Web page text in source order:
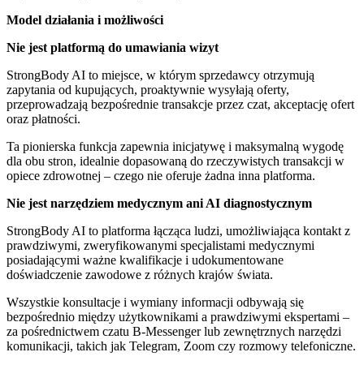
Model działania i możliwości
Nie jest platformą do umawiania wizyt
StrongBody AI to miejsce, w którym sprzedawcy otrzymują
zapytania od kupujących, proaktywnie wysyłają oferty,
przeprowadzają bezpośrednie transakcje przez czat, akceptację ofert
oraz płatności.
Ta pionierska funkcja zapewnia inicjatywę i maksymalną wygodę
dla obu stron, idealnie dopasowaną do rzeczywistych transakcji w
opiece zdrowotnej – czego nie oferuje żadna inna platforma.
Nie jest narzędziem medycznym ani AI diagnostycznym
StrongBody AI to platforma łącząca ludzi, umożliwiająca kontakt z
prawdziwymi, zweryfikowanymi specjalistami medycznymi
posiadającymi ważne kwalifikacje i udokumentowane
doświadczenie zawodowe z różnych krajów świata.
Wszystkie konsultacje i wymiany informacji odbywają się
bezpośrednio między użytkownikami a prawdziwymi ekspertami –
za pośrednictwem czatu B-Messenger lub zewnętrznych narzędzi
komunikacji, takich jak Telegram, Zoom czy rozmowy telefoniczne.